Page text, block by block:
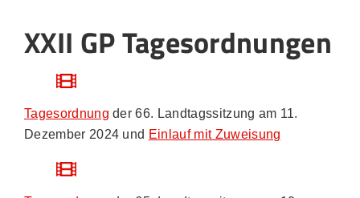
XXII GP Tagesordnungen
Tagesordnung der 66. Landtagssitzung am 11.
Dezember 2024 und Einlauf mit Zuweisung